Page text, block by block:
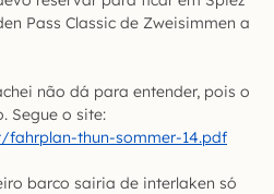
Pass Classic de Zweisimmen a
não dá para entender, pois o
Segue o site:
thun-sommer-14.pdf
barco sairia de interlaken só